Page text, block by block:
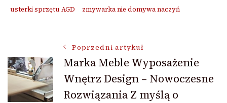
usterki sprzętu AGD
zmywarka nie domywa naczyń
Nawigacja
wpisu
Poprzedni artykuł
Marka Meble Wyposażenie
Wnętrz Design – Nowoczesne
Rozwiązania Z myślą o